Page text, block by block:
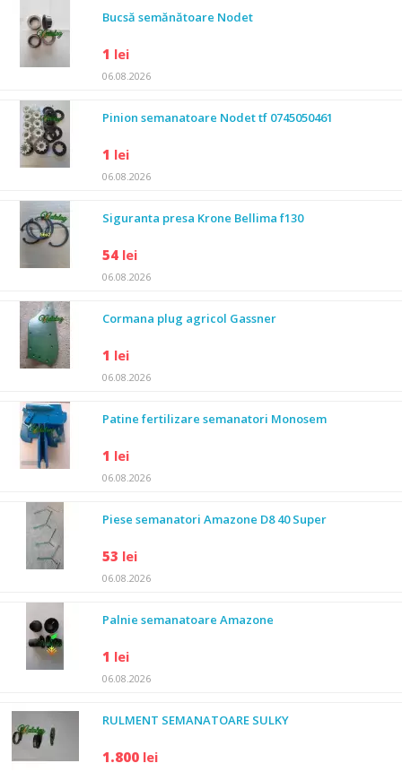
Bucsă semănătoare Nodet
1 lei
06.08.2026
Pinion semanatoare Nodet tf 0745050461
1 lei
06.08.2026
Siguranta presa Krone Bellima f130
54 lei
06.08.2026
Cormana plug agricol Gassner
1 lei
06.08.2026
Patine fertilizare semanatori Monosem
1 lei
06.08.2026
Piese semanatori Amazone D8 40 Super
53 lei
06.08.2026
Palnie semanatoare Amazone
1 lei
06.08.2026
RULMENT SEMANATOARE SULKY
1.800 lei